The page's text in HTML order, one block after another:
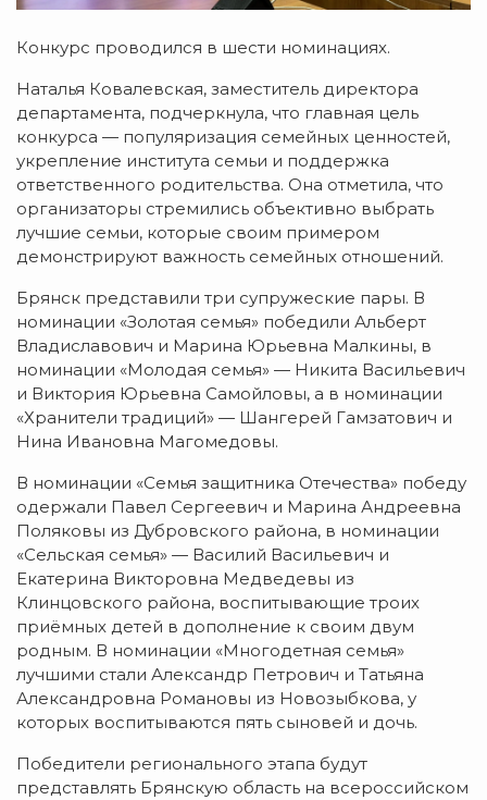
Конкурс проводился в шести номинациях.
Наталья Ковалевская, заместитель директора
департамента, подчеркнула, что главная цель
конкурса — популяризация семейных ценностей,
укрепление института семьи и поддержка
ответственного родительства. Она отметила, что
организаторы стремились объективно выбрать
лучшие семьи, которые своим примером
демонстрируют важность семейных отношений.
Брянск представили три супружеские пары. В
номинации «Золотая семья» победили Альберт
Владиславович и Марина Юрьевна Малкины, в
номинации «Молодая семья» — Никита Васильевич
и Виктория Юрьевна Самойловы, а в номинации
«Хранители традиций» — Шангерей Гамзатович и
Нина Ивановна Магомедовы.
В номинации «Семья защитника Отечества» победу
одержали Павел Сергеевич и Марина Андреевна
Поляковы из Дубровского района, в номинации
«Сельская семья» — Василий Васильевич и
Екатерина Викторовна Медведевы из
Клинцовского района, воспитывающие троих
приёмных детей в дополнение к своим двум
родным. В номинации «Многодетная семья»
лучшими стали Александр Петрович и Татьяна
Александровна Романовы из Новозыбкова, у
которых воспитываются пять сыновей и дочь.
Победители регионального этапа будут
представлять Брянскую область на всероссийском